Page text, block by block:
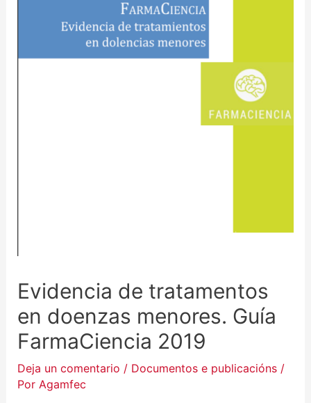
Evidencia de tratamentos
en doenzas menores. Guía
FarmaCiencia 2019
Deja un comentario / Documentos e publicacións/
Por Agamfec